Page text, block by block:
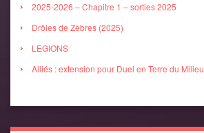
2025-2026 – Chapitre 1 – sorties 2025
Drôles de Zèbres (2025)
LEGIONS
Alliés : extension pour Duel en Terre du Milieu